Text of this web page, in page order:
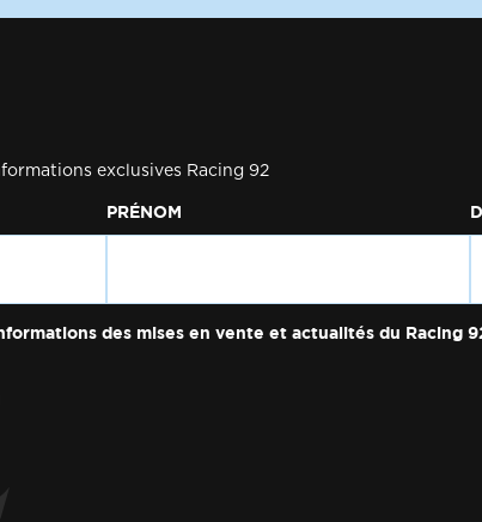
exclusives Racing 92
PRÉNOM
des mises en vente et actualités du Racing